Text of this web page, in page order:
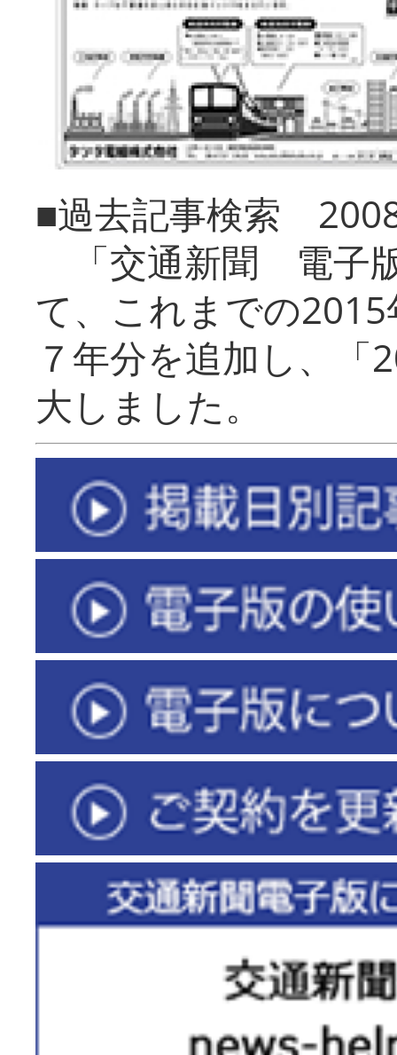
■過去記事検索
「交通新聞 電子
て、これまでの
７年分を追加し、「
大しまし